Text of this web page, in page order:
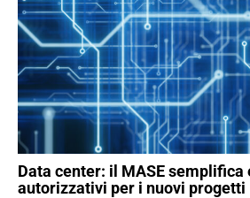
Data center: il MASE
autorizzativi per i nuovi progetti